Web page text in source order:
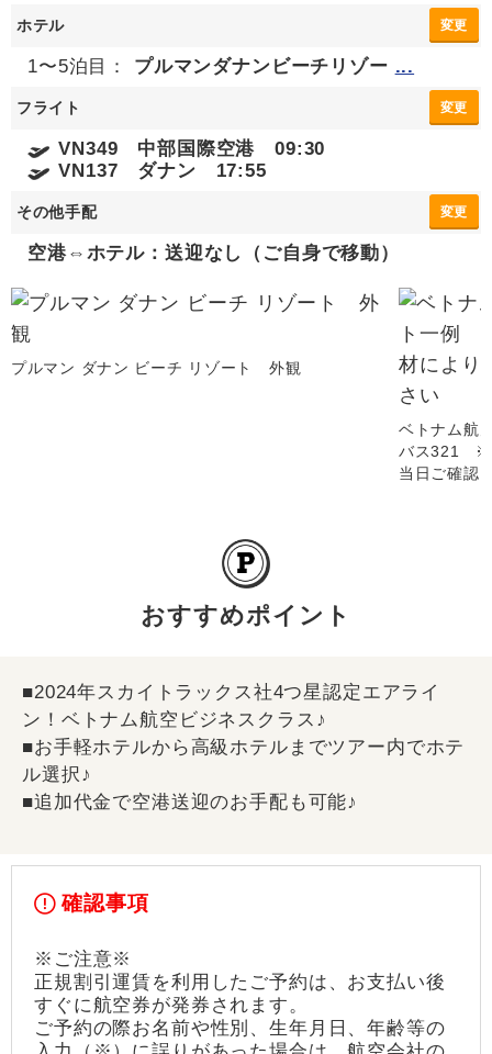
ホテル 変更
1〜5泊目： プルマンダナンビーチリゾー ...
フライト 変更
VN349 中部国際空港 09:30
VN137 ダナン 17:55
その他手配 変更
空港⇔ホテル：送迎なし（ご自身で移動）
プルマン ダナン ビーチ リゾート 外観
ベトナム
バス321 ※
当日ご確認
おすすめポイント
■2024年スカイトラックス社4つ星認定エアライ
ン！ベトナム航空ビジネスクラス♪
■お手軽ホテルから高級ホテルまでツアー内でホテ
ル選択♪
■追加代金で空港送迎のお手配も可能♪
確認事項
※ご注意※
正規割引運賃を利用したご予約は、お支払い後
すぐに航空券が発券されます。
ご予約の際お名前や性別、生年月日、年齢等の